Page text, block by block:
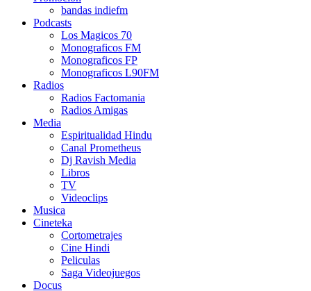
bandas indiefm
Podcasts
Los Magicos 70
Monograficos FM
Monograficos FP
Monograficos L90FM
Radios
Radios Factomania
Radios Amigas
Media
Espiritualidad Hindu
Canal Prometheus
Dj Ravish Media
Libros
TV
Videoclips
Musica
Cineteka
Cortometrajes
Cine Hindi
Peliculas
Saga Videojuegos
Docus